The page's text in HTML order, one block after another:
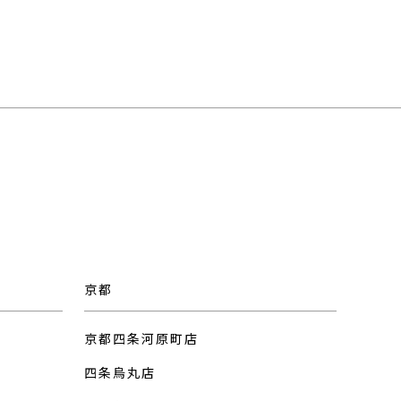
京都
京都四条河原町店
四条烏丸店